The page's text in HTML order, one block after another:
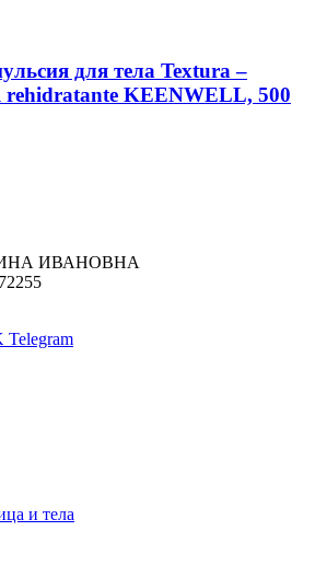
для тела Textura –
rehidratante KEENWELL, 500
ИВАНОВНА
Telegram
и тела